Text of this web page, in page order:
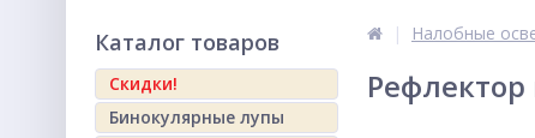
Каталог товаров
Скидки!
Бинокулярные лупы
Налобные
Рефлектор